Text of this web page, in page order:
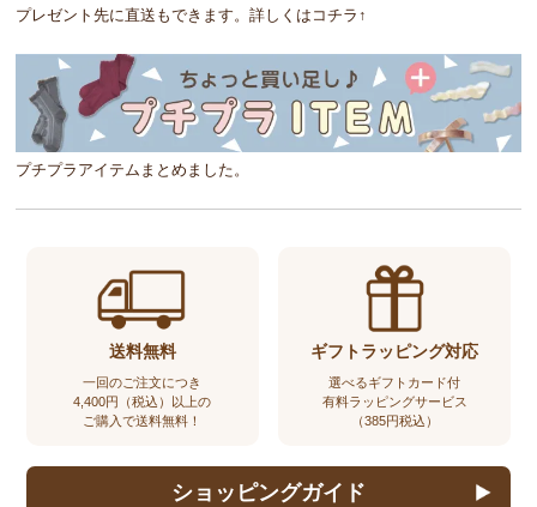
プレゼント先に直送もできます。詳しくはコチラ↑
プチプラアイテムまとめました。
送料無料
一回のご注文につき
4,400円（税込）以上の
ご購入で送料無料！
ギフトラッピング対応
選べるギフトカード付
有料ラッピングサービス
（385円税込）
ショッピングガイド